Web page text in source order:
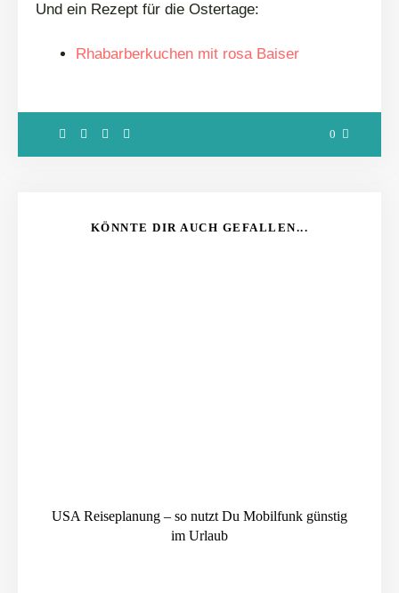
Und ein Rezept für die Ostertage:
Rhabarberkuchen mit rosa Baiser
0
KÖNNTE DIR AUCH GEFALLEN...
USA Reiseplanung – so nutzt Du Mobilfunk günstig
im Urlaub